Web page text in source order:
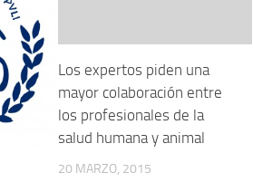
Los expertos piden una
mayor colaboración entre
los profesionales de la
salud humana y animal
20 MARZO, 2015